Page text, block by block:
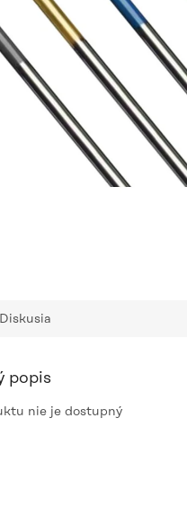
Diskusia
popis
nie je dostupný